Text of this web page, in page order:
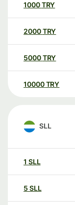
1000TRY
2000TRY
5000TRY
10000 TRY
SLL
1 SLL
5 SLL